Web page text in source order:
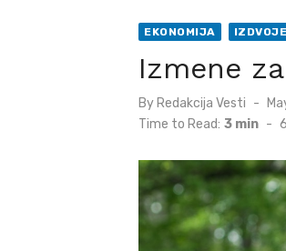
EKONOMIJA
Izmene
By Redakcija Vesti
Time to Read: 3 min -